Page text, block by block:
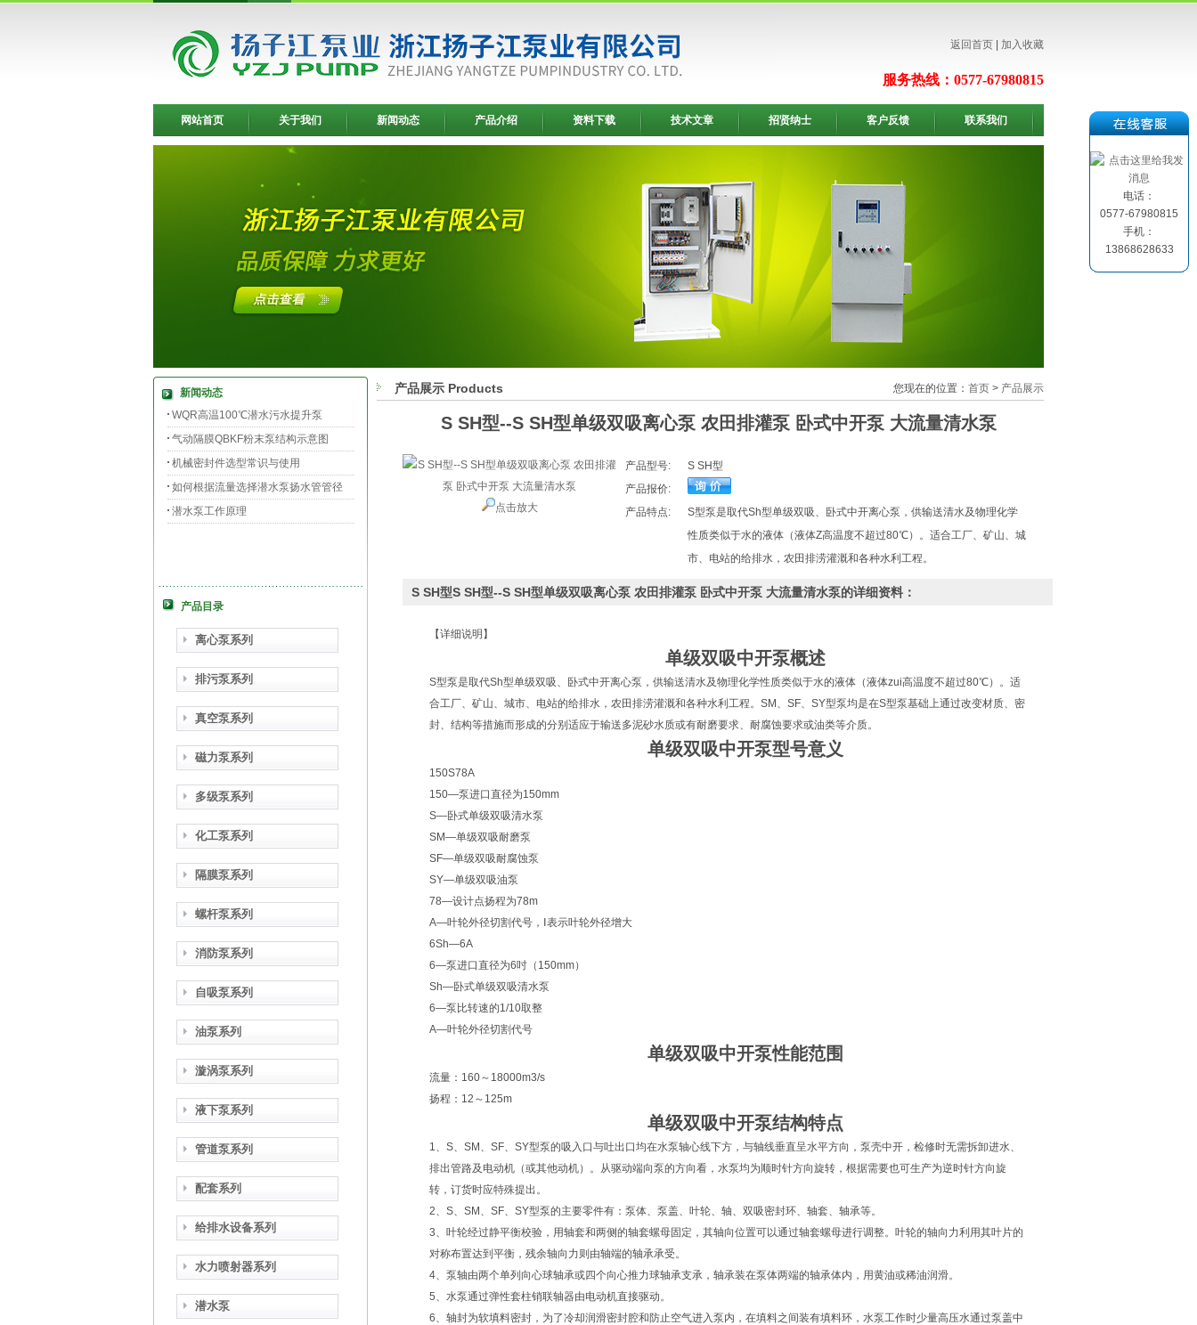
返回首页 加入收藏
服务热线：0577-67980815
网站首页 关于我们 新闻动态 产品介绍 资料下载 技术文章 招贤纳士 客户反馈 联系我们
新闻动态
WQR高温100℃潜水污水提升泵
气动隔膜QBKF粉末泵结构示意图
机械密封件选型常识与使用
如何根据流量选择潜水泵扬水管管径
潜水泵工作原理
产品目录
离心泵系列
排污泵系列
真空泵系列
磁力泵系列
多级泵系列
化工泵系列
隔膜泵系列
螺杆泵系列
消防泵系列
自吸泵系列
油泵系列
漩涡泵系列
液下泵系列
管道泵系列
配套系列
给排水设备系列
水力喷射器系列
潜水泵
产品展示 Products 您现在的位置： 首页 > 产品展示
S SH型--S SH型单级双吸离心泵 农田排灌泵 卧式中开泵 大流量清水泵
点击放大
产品型号:
S SH型
产品报价:
产品特点:
S型泵是取代Sh型单级双吸、卧式中开离心泵，供输送清水及物理化学
性质类似于水的液体（液体Z高温度不超过80℃）。适合工厂、矿山、城
市、电站的给排水，农田排涝灌溉和各种水利工程。
S SH型S SH型--S SH型单级双吸离心泵 农田排灌泵 卧式中开泵 大流量清水泵的详细资料：
【详细说明】
单级双吸中开泵概述
S型泵是取代Sh型单级双吸、卧式中开离心泵，供输送清水及物理化学性质类似于水的液体（液体zui高温度不超过80℃）。适
合工厂、矿山、城市、电站的给排水，农田排涝灌溉和各种水利工程。SM、SF、SY型泵均是在S型泵基础上通过改变材质、密
封、结构等措施而形成的分别适应于输送多泥砂水质或有耐磨要求、耐腐蚀要求或油类等介质。
单级双吸中开泵型号意义
150S78A
150—泵进口直径为150mm
S—卧式单级双吸清水泵
SM—单级双吸耐磨泵
SF—单级双吸耐腐蚀泵
SY—单级双吸油泵
78—设计点扬程为78m
A—叶轮外径切割代号，Ⅰ表示叶轮外径增大
6Sh—6A
6—泵进口直径为6吋（150mm）
Sh—卧式单级双吸清水泵
6—泵比转速的1/10取整
A—叶轮外径切割代号
单级双吸中开泵性能范围
流量：160～18000m3/s
扬程：12～125m
单级双吸中开泵结构特点
1、S、SM、SF、SY型泵的吸入口与吐出口均在水泵轴心线下方，与轴线垂直呈水平方向，泵壳中开，检修时无需拆卸进水、
排出管路及电动机（或其他动机）。从驱动端向泵的方向看，水泵均为顺时针方向旋转，根据需要也可生产为逆时针方向旋
转，订货时应特殊提出。
2、S、SM、SF、SY型泵的主要零件有：泵体、泵盖、叶轮、轴、双吸密封环、轴套、轴承等。
3、叶轮经过静平衡校验，用轴套和两侧的轴套螺母固定，其轴向位置可以通过轴套螺母进行调整。叶轮的轴向力利用其叶片的
对称布置达到平衡，残余轴向力则由轴端的轴承承受。
4、泵轴由两个单列向心球轴承或四个向心推力球轴承支承，轴承装在泵体两端的轴承体内，用黄油或稀油润滑。
5、水泵通过弹性套柱销联轴器由电动机直接驱动。
6、轴封为软填料密封，为了冷却润滑密封腔和防止空气进入泵内，在填料之间装有填料环，水泵工作时少量高压水通过泵盖中
电话：
0577-67980815
手机：
13868628633